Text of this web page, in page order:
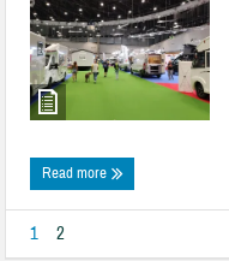
Read more
1 2